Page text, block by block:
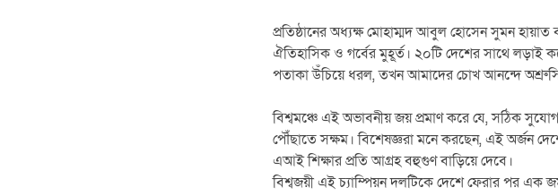
প্রতিষ্ঠানের অধ্যক্ষ মোহাম্মদ আবুল হোসেন সুমন
ঐতিহাসিক ও গর্বের মুহূর্ত। ২০টি দেশের সাথে লড়াই
পতাকা উঁচিয়ে ধরল, তখন আমাদের চোখ আনন্দে
বিশ্বমঞ্চে এই অভাবনীয় জয় প্রমাণ করে যে, সঠিক
পৌঁছাতে সক্ষম। বিশেষজ্ঞরা মনে করছেন, এই অর্জন
এআই শিক্ষার প্রতি আগ্রহ বহুগুণ বাড়িয়ে দেবে।
বিশ্বজয়ী এই চ্যাম্পিয়ন দলটিকে দেশে ফেরার পর এক